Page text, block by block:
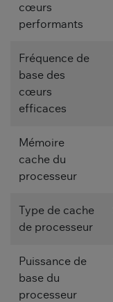
cœurs
performants
Fréquence de
base des
cœurs
efficaces
Mémoire
cache du
processeur
Type de cache
de processeur
Puissance de
base du
processeur